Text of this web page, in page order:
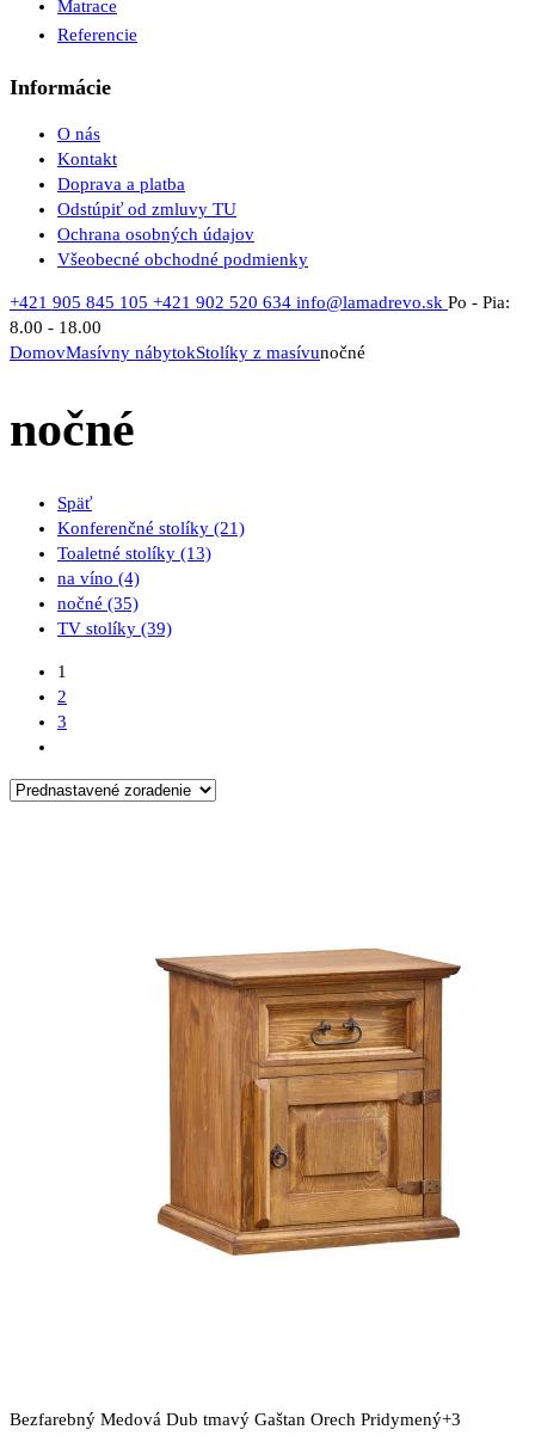
Matrace
Referencie
Informácie
O nás
Kontakt
Doprava a platba
Odstúpiť od zmluvy TU
Ochrana osobných údajov
Všeobecné obchodné podmienky
+421 905 845 105 +421 902 520 634 info@lamadrevo.sk Po - Pia:
8.00 - 18.00
DomovMasívny nábytokStolíky z masívunočné
nočné
Späť
Konferenčné stolíky (21)
Toaletné stolíky (13)
na víno (4)
nočné (35)
TV stolíky (39)
1
2
3
Bezfarebný Medová Dub tmavý Gaštan Orech Pridymený+3